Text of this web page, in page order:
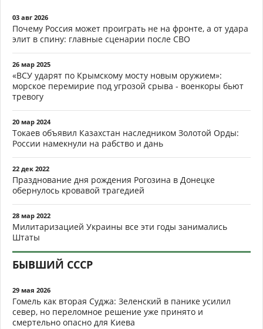
03 авг 2026
Почему Россия может проиграть не на фронте, а от удара
элит в спину: главные сценарии после СВО
26 мар 2025
«ВСУ ударят по Крымскому мосту новым оружием»:
морское перемирие под угрозой срыва - военкоры бьют
тревогу
20 мар 2024
Токаев объявил Казахстан наследником Золотой Орды:
России намекнули на рабство и дань
22 дек 2022
Празднование дня рождения Рогозина в Донецке
обернулось кровавой трагедией
28 мар 2022
Милитаризацией Украины все эти годы занимались
Штаты
БЫВШИЙ СССР
29 мая 2026
Гомель как вторая Суджа: Зеленский в панике усилил
север, но переломное решение уже принято и
смертельно опасно для Киева